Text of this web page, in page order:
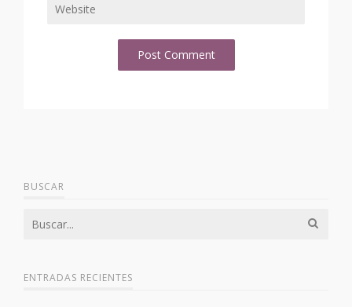
BUSCAR
ENTRADAS RECIENTES